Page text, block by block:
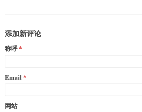
添加新评论
称呼
Email
网站